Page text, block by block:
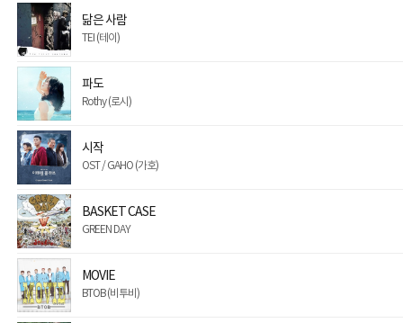
닮은 사람
TEI (테이)
파도
Rothy (로시)
시작
OST / GAHO (가호)
BASKET CASE
GREEN DAY
MOVIE
BTOB (비투비)